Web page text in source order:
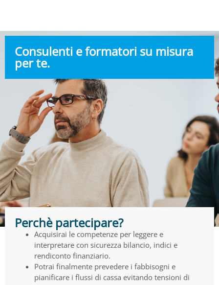
Consulenti e formatori su misura
per te.
Perchè partecipare?
Acquisirai le competenze per leggere e
interpretare con sicurezza bilancio, indici e
rendiconto finanziario.
Potrai finalmente prevedere i fabbisogni e
pianificare i flussi di cassa evitando tensioni di